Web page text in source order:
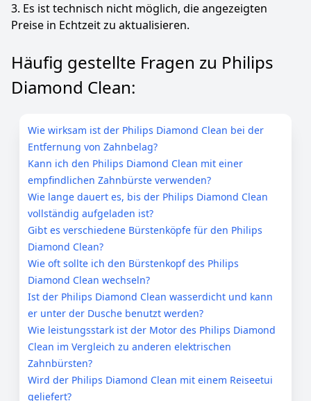
3. Es ist technisch nicht möglich, die angezeigten
Preise in Echtzeit zu aktualisieren.
Häufig gestellte Fragen zu Philips
Diamond Clean:
Wie wirksam ist der Philips Diamond Clean bei der
Entfernung von Zahnbelag?
Kann ich den Philips Diamond Clean mit einer
empfindlichen Zahnbürste verwenden?
Wie lange dauert es, bis der Philips Diamond Clean
vollständig aufgeladen ist?
Gibt es verschiedene Bürstenköpfe für den Philips
Diamond Clean?
Wie oft sollte ich den Bürstenkopf des Philips
Diamond Clean wechseln?
Ist der Philips Diamond Clean wasserdicht und kann
er unter der Dusche benutzt werden?
Wie leistungsstark ist der Motor des Philips Diamond
Clean im Vergleich zu anderen elektrischen
Zahnbürsten?
Wird der Philips Diamond Clean mit einem Reiseetui
geliefert?